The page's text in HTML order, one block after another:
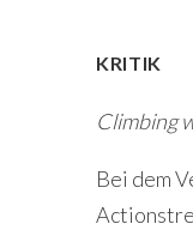
KRITIK
Climbing
Bei dem